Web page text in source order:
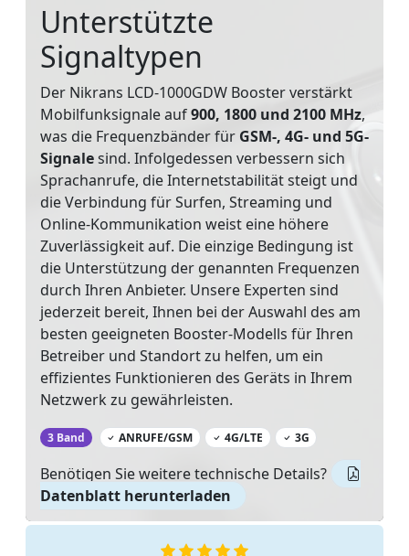
Unterstützte
Signaltypen
Der Nikrans LCD-1000GDW Booster verstärkt
Mobilfunksignale auf900, 1800 und 2100 MHz,
was die Frequenzbänder für GSM-, 4G- und 5G-
Signalesind. Infolgedessen verbessern sich
Sprachanrufe, die Internetstabilität steigt und
die Verbindung für Surfen, Streaming und
Online-Kommunikation weist eine höhere
Zuverlässigkeit auf. Die einzige Bedingung ist
die Unterstützung der genannten Frequenzen
durch Ihren Anbieter. Unsere Experten sind
jederzeit bereit, Ihnen bei der Auswahl des am
besten geeigneten Booster-Modells für Ihren
Betreiber und Standort zu helfen, um ein
effizientes Funktionieren des Geräts in Ihrem
Netzwerk zu gewährleisten.
3 Band ‌ ANRUFE/GSM 4G/LTE 3G
Benötigen Sie weitere technische Details?
Datenblatt herunterladen